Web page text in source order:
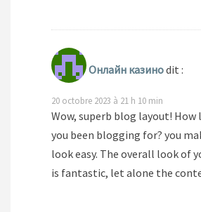
Онлайн казиноdit :
20 octobre 2023 à 21 h 10 min
Wow, superb blog layout! How
you been blogging for? you
look easy. The overall look of
is fantastic, let alone the